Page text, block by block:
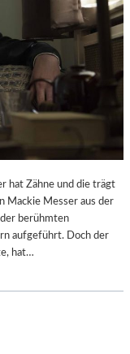
hat Zähne und die trägt
Mackie Messer aus der
berühmten
aufgeführt. Doch der
hat…